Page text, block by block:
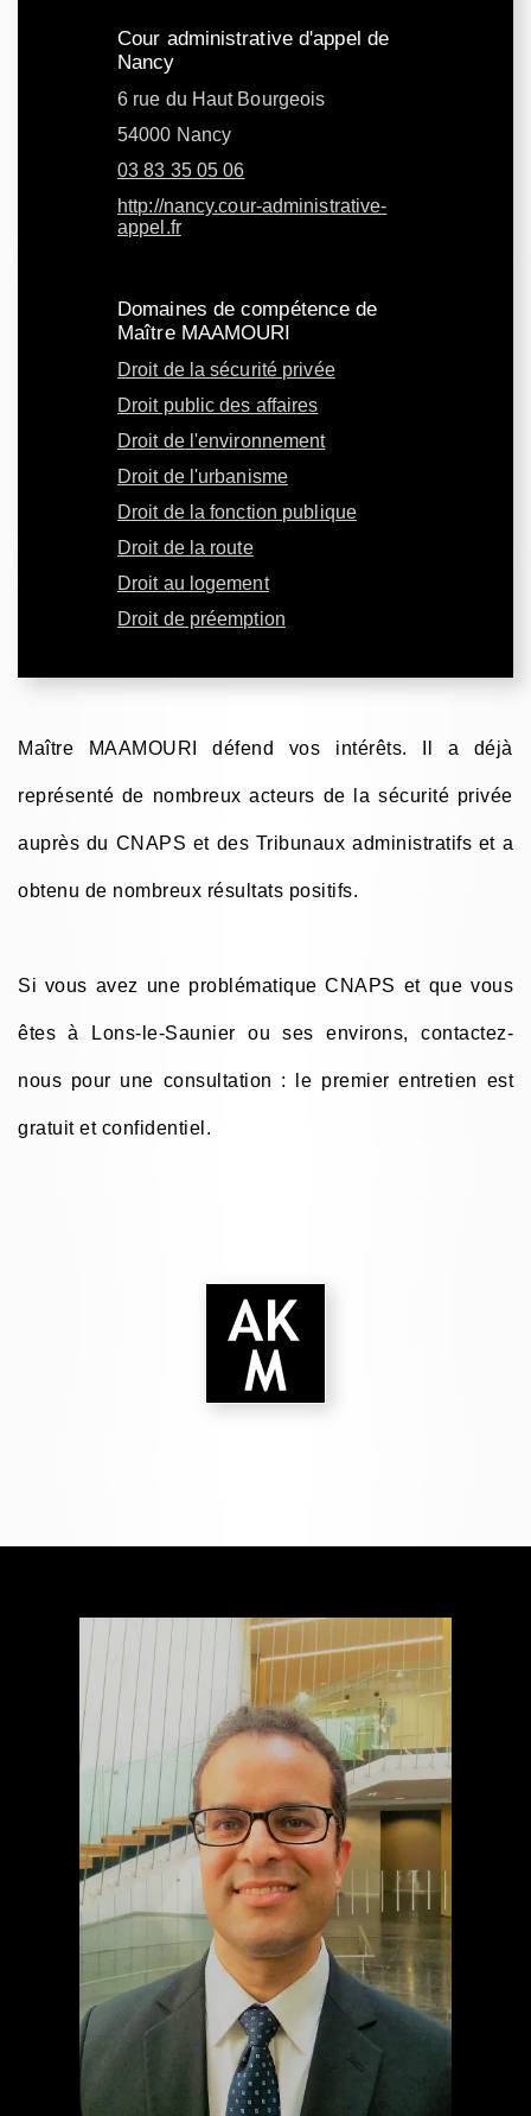
Cour administrative d'appel de
Nancy
6 rue du Haut Bourgeois
54000 Nancy
03 83 35 05 06
http://nancy.cour-administrative-
appel.fr
Domaines de compétence de
Maître MAAMOURI
Droit de la sécurité privée
Droit public des affaires
Droit de l'environnement
Droit de l'urbanisme
Droit de la fonction publique
Droit de la route
Droit au logement
Droit de préemption
Maître MAAMOURI défend vos intérêts. Il a déjà
représenté de nombreux acteurs de la sécurité privée
auprès du CNAPS et des Tribunaux administratifs et a
obtenu de nombreux résultats positifs.
Si vous avez une problématique CNAPS et que vous
êtes à Lons-le-Saunier ou ses environs, contactez-
nous pour une consultation : le premier entretien est
gratuit et confidentiel.